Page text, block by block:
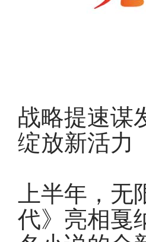
战略提速谋
绽放新活力
上半年，
代》亮相戛